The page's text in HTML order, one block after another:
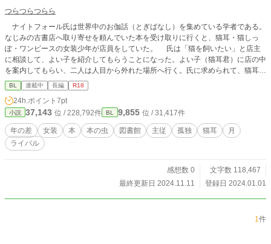
つらつらつらら
ナイトフォール氏は世界中のお伽話（とぎばなし）を集めている学者である。
なじみの古書店へ取り寄せを頼んでいた本を受け取りに行くと、猫耳・猫しっ
ぽ・ワンピースの女装少年が店員をしていた。 氏は「猫を飼いたい」と店主
に相談して、よい子を紹介してもらうことになった。よい子（猫耳君）に店の中
を案内してもらい、二人は人目から外れた場所へ行く。氏に求められて、猫耳君
BL 連載中 長編 R18
24h.ポイント 7pt
小説 37,143 位 / 228,792件 BL 9,855 位 / 31,417件
年の差 女装 本 本の虫 図書館 主従 孤独 猫耳
月
ライバル
感想数 0
文字数 118,467
最終更新日 2024.11.11
登録日 2024.01.01
1件